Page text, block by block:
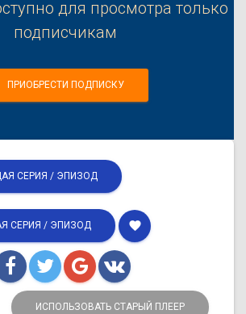
для просмотра только
подписчикам
ПРИОБРЕСТИ ПОДПИСКУ
СЕРИЯ / ЭПИЗОД
СЕРИЯ / ЭПИЗОД favorite
ИСПОЛЬЗОВАТЬ СТАРЫЙ ПЛЕЕР